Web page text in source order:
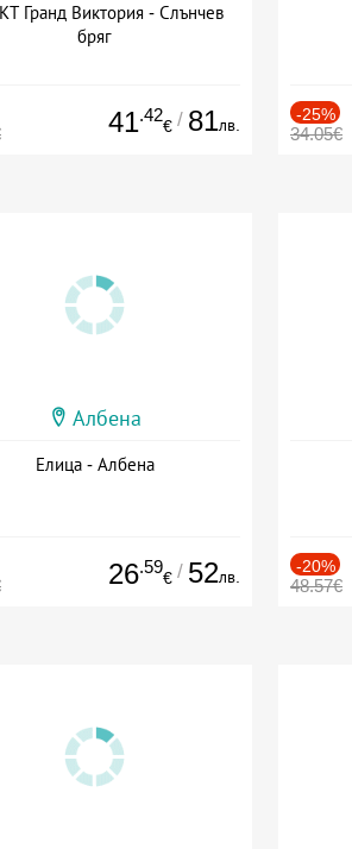
Гранд Виктория - Слънчев
бряг
41.42
€ / 81лв.
-25%
34.05€
Албена
Елица - Албена
26.59
€ / 52лв.
-20%
48.57€